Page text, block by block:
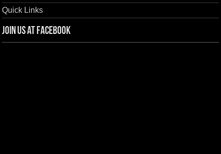
Quick Links
Join us at Facebook